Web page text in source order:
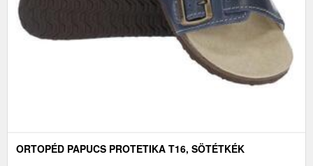
ORTOPÉD PAPUCS PROTETIKA T16, SÖTÉTKÉK